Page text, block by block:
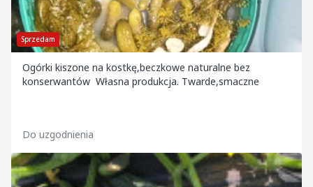
Sprzedam
Ogórki kiszone na kostkę,beczkowe naturalne bez
konserwantów Własna produkcja. Twarde,smaczne
Do uzgodnienia